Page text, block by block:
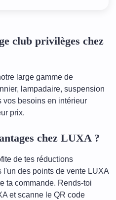
club privilèges chez
large gamme de
lampadaire, suspension
vos besoins en intérieur
prix.
chez LUXA ?
de tes réductions
des points de vente LUXA
ta commande. Rends-toi
et scanne le QR code